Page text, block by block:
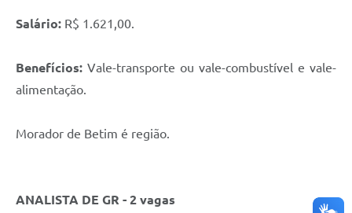
Salário: R$ 1.621,00.
Benefícios: Vale-transporte ou vale-combustível e vale-
alimentação.
Morador de Betim é região.
ANALISTA DE GR - 2 vagas